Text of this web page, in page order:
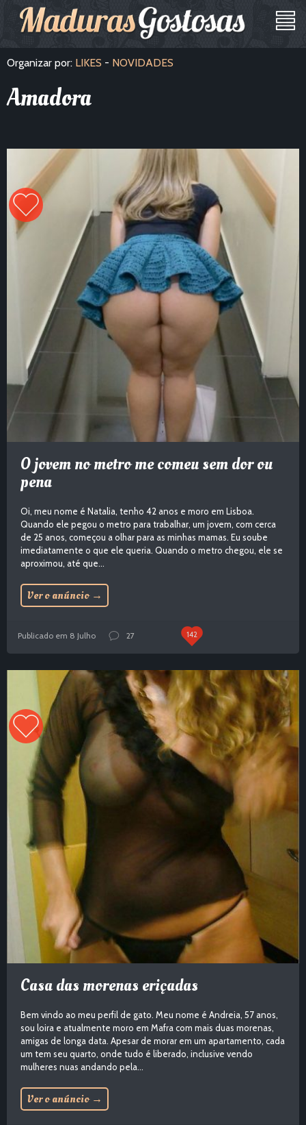
Organizar por: LIKES - NOVIDADES
Amadora
O jovem no metro me comeu sem dor ou
pena
Oi, meu nome é Natalia, tenho 42 anos e moro em Lisboa.
Quando ele pegou o metro para trabalhar, um jovem, com cerca
de 25 anos, começou a olhar para as minhas mamas. Eu soube
imediatamente o que ele queria. Quando o metro chegou, ele se
aproximou, até que...
Ver o anúncio →
Publicado em 8 Julho 27 142
Casa das morenas eriçadas
Bem vindo ao meu perfil de gato. Meu nome é Andreia, 57 anos,
sou loira e atualmente moro em Mafra com mais duas morenas,
amigas de longa data. Apesar de morar em um apartamento, cada
um tem seu quarto, onde tudo é liberado, inclusive vendo
mulheres nuas andando pela...
Ver o anúncio →